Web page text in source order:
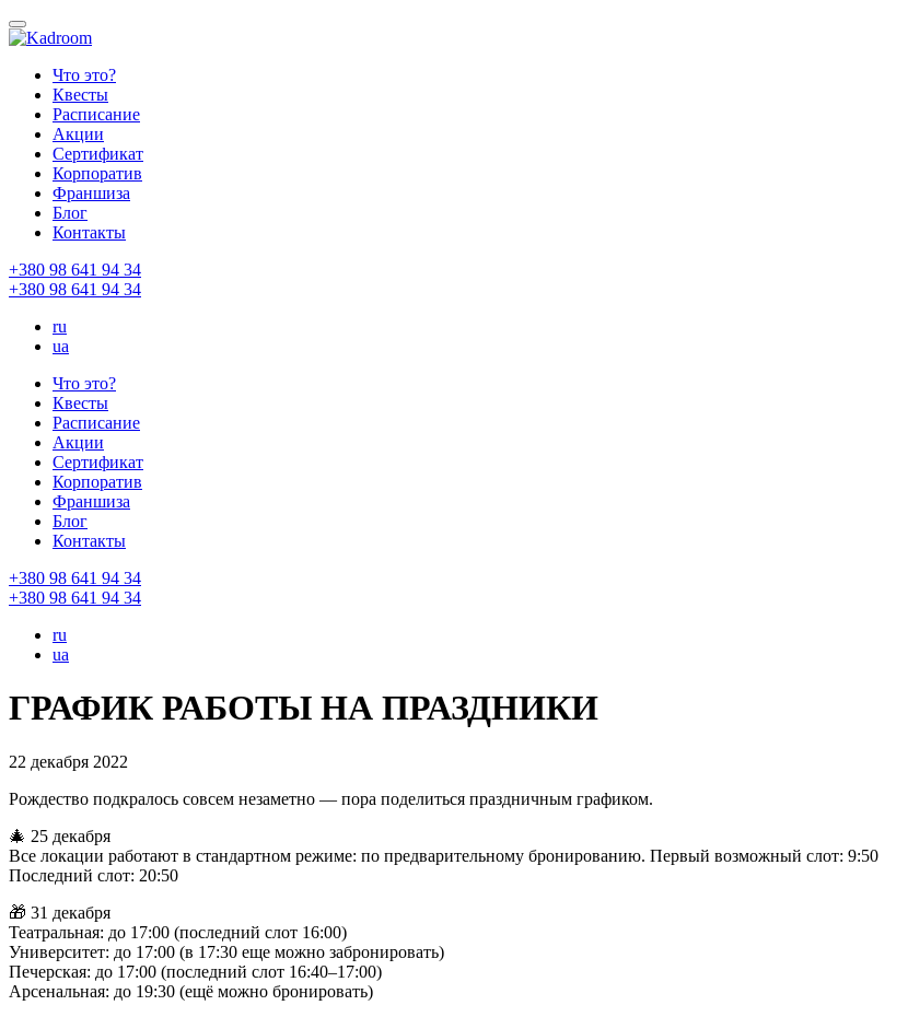
Что это?
Квесты
Расписание
Акции
Сертификат
Корпоратив
Франшиза
Блог
Контакты
+380 98 641 94 34
+380 98 641 94 34
ru
ua
Что это?
Квесты
Расписание
Акции
Сертификат
Корпоратив
Франшиза
Блог
Контакты
+380 98 641 94 34
+380 98 641 94 34
ru
ua
ГРАФИК РАБОТЫ НА ПРАЗДНИКИ
22 декабря 2022
Рождество подкралось совсем незаметно — пора поделиться праздничным графиком.
🎄 25 декабря
Все локации работают в стандартном режиме: по предварительному бронированию. Первый возможный слот: 9:50
Последний слот: 20:50
🎁 31 декабря
Театральная: до 17:00 (последний слот 16:00)
Университет: до 17:00 (в 17:30 еще можно забронировать)
Печерская: до 17:00 (последний слот 16:40–17:00)
Арсенальная: до 19:30 (ещё можно бронировать)